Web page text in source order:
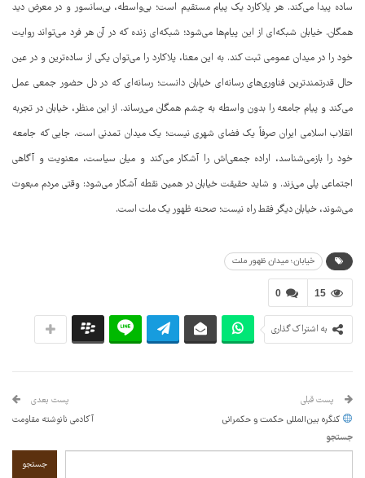
ساده پیدا می‌کند. هر پلاکارد یک پیام مستقیم است؛ بی‌واسطه، بی‌سانسور و در معرض دید
همگان. خیابان شبکه‌ای از این پیام‌ها می‌شود؛ شبکه‌ای زنده که در آن هر فرد می‌تواند روایت
خود را در میدان عمومی ثبت کند. به این معنا، پلاکارد را می‌توان یکی از ساده‌ترین و در عین
حال قدرتمندترین فناوری‌های رسانه‌ای خیابان دانست؛ رسانه‌ای که در دل حضور جمعی عمل
می‌کند و پیام جامعه را بدون واسطه به چشم همگان می‌رساند. از این منظر، خیابان در تجربه
انقلاب اسلامی ایران صرفاً یک فضای شهری نیست؛ یک میدان تمدنی است. جایی که جامعه
خود را بازمی‌شناسد، اراده جمعی‌اش را آشکار می‌کند و میان سیاست، معنویت و آگاهی
اجتماعی پلی می‌زند. و شاید حقیقت خیابان در همین نقطه آشکار می‌شود: وقتی مردم مبعوث
می‌شوند، خیابان دیگر فقط راه نیست؛ صحنه ظهور یک ملت است.
خیابان؛ میدان ظهور ملت
0 15
به اشتراک گذاری
پست قبلی
کنگره بین‌المللی حکمت و حکمرانی
پست بعدی
آکادمی نانوشته مقاومت
جستجو
جستجو